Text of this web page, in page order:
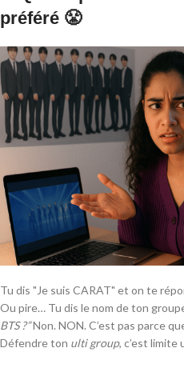
préféré 😤
Tu dis "Je suis CARAT" et on te
Ou pire… Tu dis le nom de ton
BTS ?”Non. NON. C’est pas parce
Défendre ton ulti group, c’est limite